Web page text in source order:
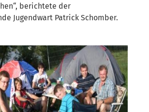
berichtete der
Jugendwart Patrick Schomber.